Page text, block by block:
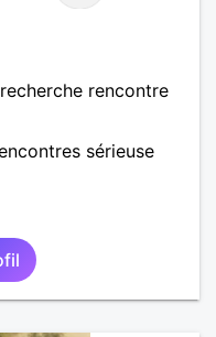
rencontre
sérieuse